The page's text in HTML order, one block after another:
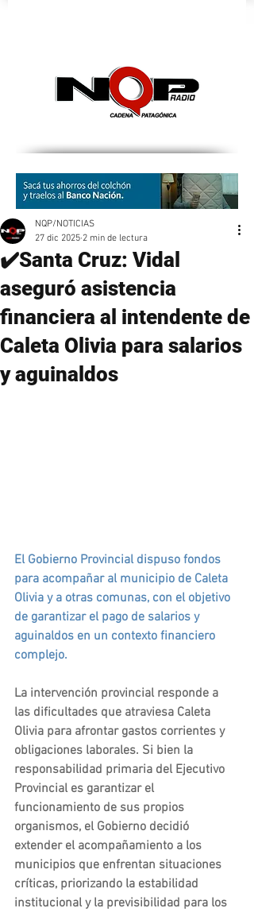
✔️Santa Cruz: Vidal
aseguró asistencia
financiera al intendente de
Caleta Olivia para salarios
y aguinaldos
NQP/NOTICIAS
27 dic 2025 2 min de lectura
El Gobierno Provincial dispuso fondos
para acompañar al municipio de Caleta
Olivia y a otras comunas, con el objetivo
de garantizar el pago de salarios y
aguinaldos en un contexto financiero
complejo.
La intervención provincial responde a
las dificultades que atraviesa Caleta
Olivia para afrontar gastos corrientes y
obligaciones laborales. Si bien la
responsabilidad primaria del Ejecutivo
Provincial es garantizar el
funcionamiento de sus propios
organismos, el Gobierno decidió
extender el acompañamiento a los
municipios que enfrentan situaciones
críticas, priorizando la estabilidad
institucional y la previsibilidad para los